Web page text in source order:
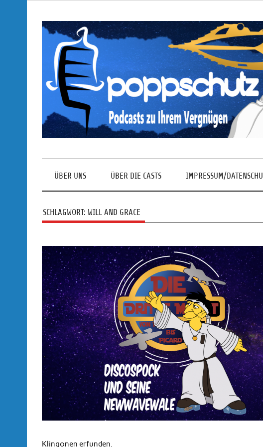
Podcasts zu Ihrem Vergnügen
ÜBER UNS ÜBER DIE CASTS IMPRESSUM/
SCHLAGWORT: WILL AND GRACE
Klingonen erfunden.